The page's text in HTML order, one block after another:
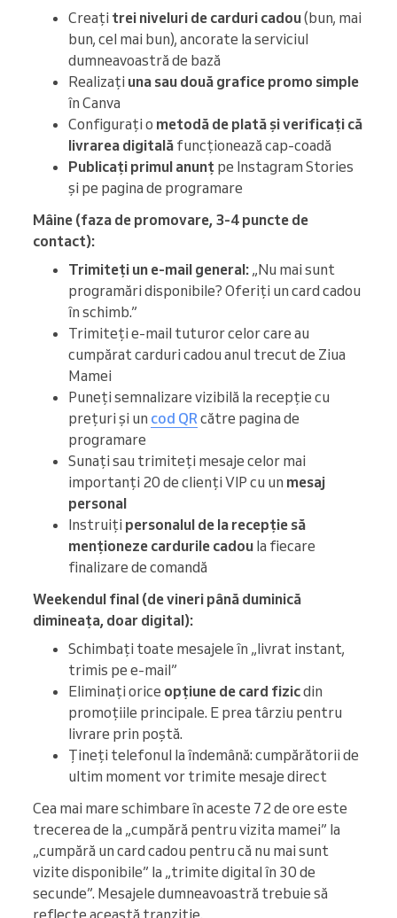
Creați trei niveluri de carduri cadou(bun, mai
bun, cel mai bun), ancorate la serviciul
dumneavoastră de bază
Realizați una sau două grafice promo simple
în Canva
Configurați o metodă de plată și verificați că
livrarea digitală funcționează cap-coadă
Publicați primul anunț pe Instagram Stories
și pe pagina de programare
Mâine (faza de promovare, 3-4 puncte de
contact):
Trimiteți un e-mail general: „Nu mai sunt
programări disponibile? Oferiți un card cadou
în schimb.”
Trimiteți e-mail tuturor celor care au
cumpărat carduri cadou anul trecut de Ziua
Mamei
Puneți semnalizare vizibilă la recepție cu
prețuri și un cod QRcătre pagina de
programare
Sunați sau trimiteți mesaje celor mai
importanți 20 de clienți VIP cu un mesaj
personal
Instruiți personalul de la recepție să
menționeze cardurile cadou la fiecare
finalizare de comandă
Weekendul final (de vineri până duminică
dimineața, doar digital):
Schimbați toate mesajele în „livrat instant,
trimis pe e-mail”
Eliminați orice opțiune de card fizicdin
promoțiile principale. E prea târziu pentru
livrare prin poștă.
Țineți telefonul la îndemână: cumpărătorii de
ultim moment vor trimite mesaje direct
Cea mai mare schimbare în aceste 72 de ore este
trecerea de la „cumpără pentru vizita mamei” la
„cumpără un card cadou pentru că nu mai sunt
vizite disponibile” la „trimite digital în 30 de
secunde”. Mesajele dumneavoastră trebuie să